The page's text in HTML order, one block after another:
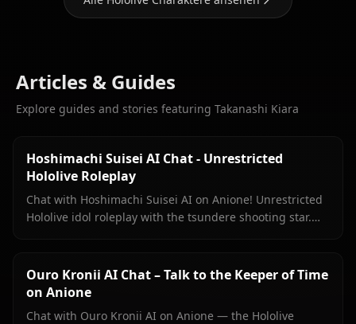
Articles & Guides
Explore guides and stories featuring Takanashi Kiara
Hoshimachi Suisei AI Chat - Unrestricted
Hololive Roleplay
Chat with Hoshimachi Suisei AI on Anione! Unrestricted
Hololive idol roleplay with the tsundere shooting star.
Ouro Kronii AI Chat – Talk to the Keeper of Time
on Anione
Chat with Ouro Kronii AI on Anione — the Hololive